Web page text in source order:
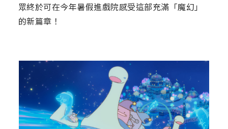
眾終於可在今年暑假進戲院感受這部充滿「魔幻」
的新篇章！